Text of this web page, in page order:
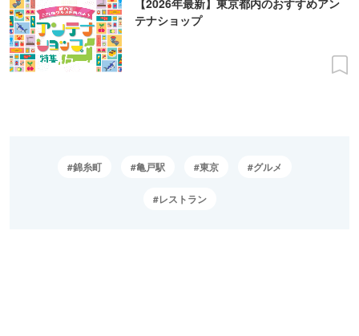
【2026年最新】東京都内のおすすめアン
テナショップ
錦糸町 亀戸駅 東京 グルメ
レストラン